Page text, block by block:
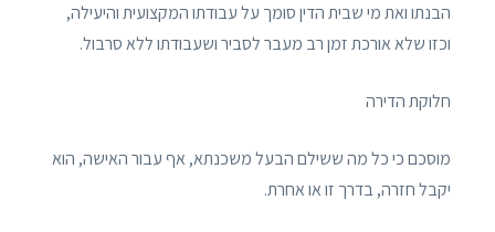
הבנתו ואת מי שבית הדין סומך על עבודתו המקצועית והיעילה,
וכזו שלא אורכת זמן רב מעבר לסביר ושעבודתו ללא סרבול.
חלוקת הדירה
מוסכם כי כל מה ששילם הבעל משכנתא, אף עבור האישה, הוא
יקבל חזרה, בדרך זו או אחרת.